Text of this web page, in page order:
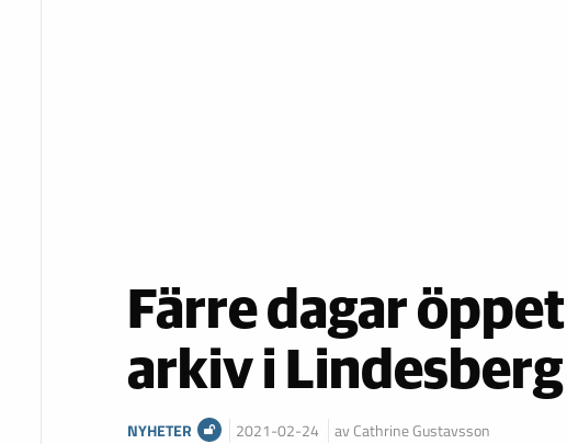
Färre dagar
arkiv i Lindesberg
NYHETER 2021-02-24 av Cathrine Gustavsson